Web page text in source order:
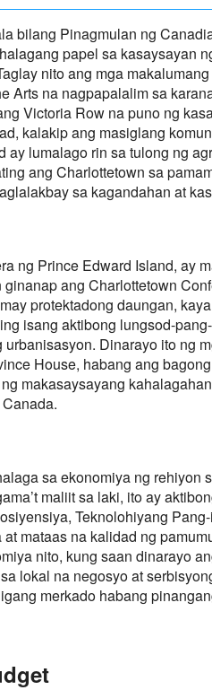
bilang Pinagmulan ng
papel sa kasaysayan
nito ang mga
Arts na nagpapalalim sa
Victoria Row na puno ng
kalakip ang masiglang
ay lumalago rin sa tulong ng
ang Charlottetown sa
sa kagandahan at
ng Prince Edward Island, ay
ginanap ang Charlottetown
protektadong daungan,
isang aktibong lungsod-
Dinarayo ito ng
House, habang ang
makasaysayang
sa ekonomiya ng
maliit sa laki, ito ay
Teknolohiyang
mataas na kalidad ng
nito, kung saan dinarayo
lokal na negosyo at
merkado habang